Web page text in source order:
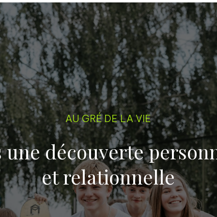
AU GRÉ DE LA VIE
une découverte
et relationnelle